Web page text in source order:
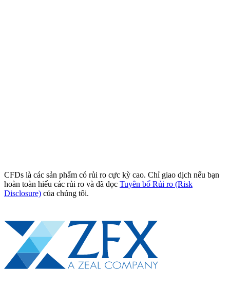
CFDs là các sản phẩm có rủi ro cực kỳ cao. Chỉ giao dịch nếu bạn
hoàn toàn hiểu các rủi ro và đã đọc Tuyên bố Rủi ro (Risk
Disclosure) của chúng tôi.